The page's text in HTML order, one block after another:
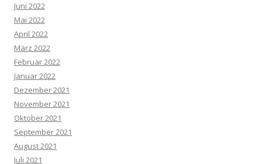
Juni 2022
Mai 2022
April 2022
März 2022
Februar 2022
Januar 2022
Dezember 2021
November 2021
Oktober 2021
September 2021
August 2021
Juli 2021